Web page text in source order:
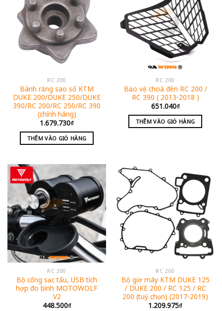
RC 200
Bánh răng sao số KTM
DUKE 200/DUKE 250/DUKE
390/RC 200/RC 250/RC 390
(chính hãng)
1.679.730₫
THÊM VÀO GIỎ HÀNG
RC 200
Bảo vệ choá đèn RC 200 /
RC 390 ( 2013-2018 )
651.040₫
THÊM VÀO GIỎ HÀNG
RC 200
Bộ cổng sạc tẩu, USB tích
hợp đo bình MOTOWOLF
V2
448.500₫
RC 200
Bộ giờ máy KTM DUKE 125
/ DUKE 200 / RC 125 / RC
200 (tuỳ chọn) (2017-2019)
1.209.975₫